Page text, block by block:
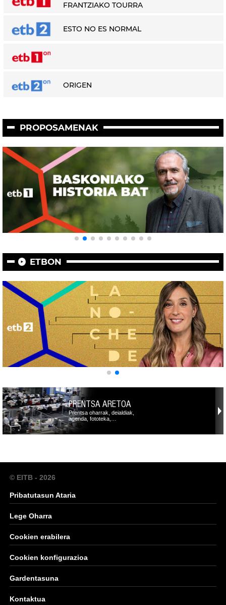
FRANTZIAKO TOURRA
ESTO NO ES NORMAL
ORIGEN
PROPOSAMENAK
ETBON
PRENTSA ARETOA
Prentsa oharrak, deialdiak,
agenda, fototeka,…
© EITB - 2026
Pribatutasun Ataria
Lege Oharra
Cookien erabilera
Cookien konfigurazioa
Gardentasuna
Kontaktua